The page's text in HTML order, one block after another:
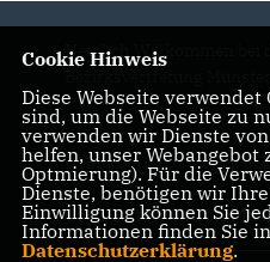
Herzlich Willkommen bei
IMPRESSUM
CDU Ratsfraktion
Cookie Hinweis
Diese Webseite
sind, um die Webseite zu
verwenden wir Dienste
helfen, unser Webangebot
Optmierung). Für die
Dienste, benötigen wir
Einwilligung können Sie
Informationen finden Sie
Datenschutzerklärung.